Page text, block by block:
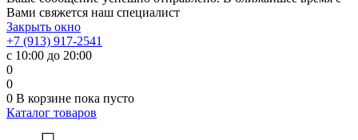
Вами свяжется наш специалист
Закрыть окно
+7 (913) 917-2541
с 10:00 до 20:00
0
0
0 В корзине пока пусто
Каталог товаров